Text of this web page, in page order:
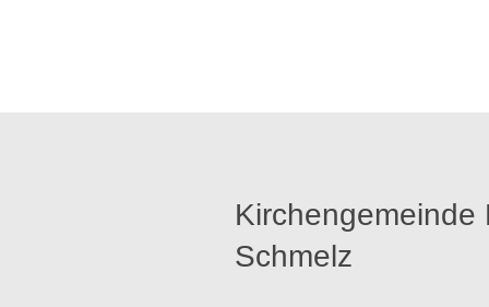
Kirchengemeinde
Schmelz